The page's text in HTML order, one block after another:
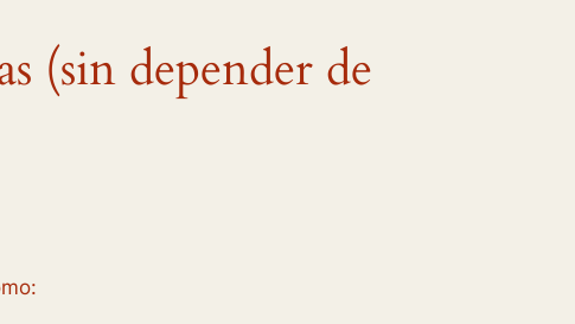
(sin depender de